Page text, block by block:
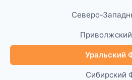
Северо-
Уральский
Сибирский